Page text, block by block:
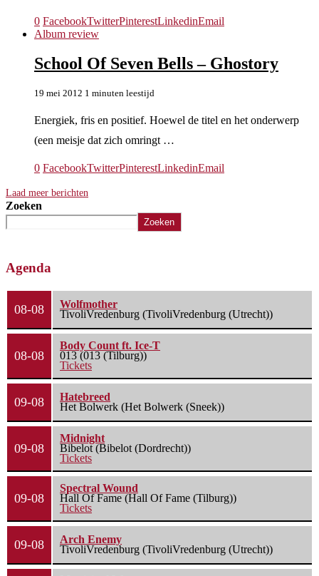
0 FacebookTwitterPinterestLinkedinEmail
Album review
School Of Seven Bells – Ghostory
19 mei 2012 1 minuten leestijd
Energiek, fris en positief. Hoewel de titel en het onderwerp
(een meisje dat zich omringt …
0 FacebookTwitterPinterestLinkedinEmail
Laad meer berichten
Zoeken
Zoeken
Agenda
08-08
Wolfmother
TivoliVredenburg (TivoliVredenburg (Utrecht))
08-08
Body Count ft. Ice-T
013 (013 (Tilburg))
Tickets
09-08
Hatebreed
Het Bolwerk (Het Bolwerk (Sneek))
09-08
Midnight
Bibelot (Bibelot (Dordrecht))
Tickets
09-08
Spectral Wound
Hall Of Fame (Hall Of Fame (Tilburg))
Tickets
09-08
Arch Enemy
TivoliVredenburg (TivoliVredenburg (Utrecht))